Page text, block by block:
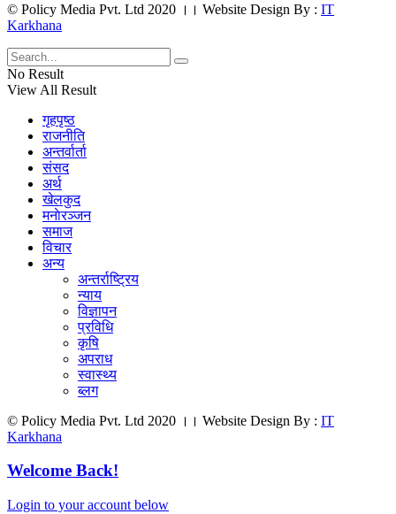
© Policy Media Pvt. Ltd 2020 ।। Website Design By : IT
Karkhana
No Result
View All Result
गृहपृष्ठ
राजनीति
अन्तर्वार्ता
संसद
अर्थ
खेलकुद
मनाेरञ्जन
समाज
विचार
अन्य
अन्तर्राष्ट्रिय
न्याय
विज्ञापन
प्रविधि
कृषि
अपराध
स्वास्थ्य
ब्लग
© Policy Media Pvt. Ltd 2020 ।। Website Design By : IT
Karkhana
Welcome Back!
Login to your account below